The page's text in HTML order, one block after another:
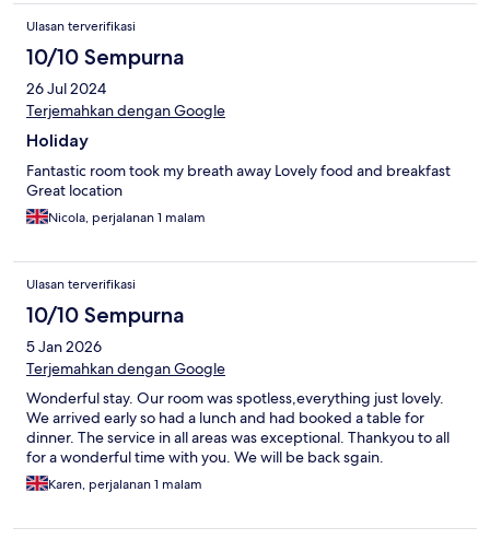
towers. Well worth the extra taxi fare.
Ulasan terverifikasi
10/10 Sempurna
26 Jul 2024
Terjemahkan dengan Google
Holiday
Fantastic room took my breath away Lovely food and breakfast
Great location
Nicola, perjalanan 1 malam
Ulasan terverifikasi
10/10 Sempurna
5 Jan 2026
Terjemahkan dengan Google
Wonderful stay. Our room was spotless,everything just lovely.
We arrived early so had a lunch and had booked a table for
dinner. The service in all areas was exceptional. Thankyou to all
for a wonderful time with you. We will be back sgain.
Karen, perjalanan 1 malam